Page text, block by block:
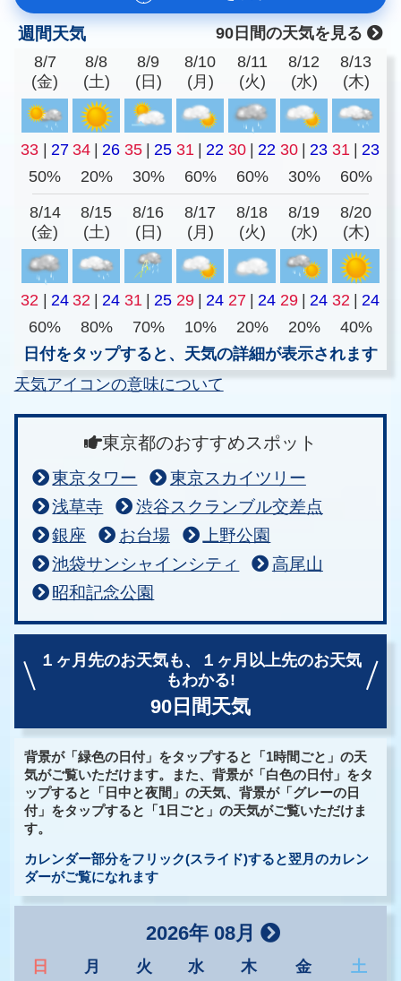
週間天気
90日間の天気を見る
8/7
(金)
8/8
(土)
8/9
(日)
8/10
(月)
8/11
(火)
8/12
(水)
8/13
(木)
33 | 27 34 | 26 35 | 25 31 | 22 30 | 22 30 | 23 31 | 23
50%
20% 30% 60% 60% 30% 60%
8/14
(金)
8/15
(土)
8/16
(日)
8/17
(月)
8/18
(火)
8/19
(水)
8/20
(木)
32 | 24 32 | 24 31 | 25 29 | 24 27 | 24 29 | 24 32 | 24
60%
80% 70% 10% 20% 20%
40%
日付をタップすると、天気の詳細が表示されます
天気アイコンの意味について
東京都のおすすめスポット
東京タワー
東京スカイツリー
浅草寺
渋谷スクランブル交差点
銀座
お台場
上野公園
池袋サンシャインシティ
高尾山
昭和記念公園
１ヶ月先のお天気も、
１ヶ月以上先のお天気
もわかる!
90日間天気
背景が「緑色の日付」をタップすると「1時間ごと」の天
気がご覧いただけます。また、背景が「白色の日付」をタ
ップすると「日中と夜間」の天気、背景が「グレーの日
付」をタップすると「1日ごと」の天気がご覧いただけま
す。
カレンダー部分をフリック(スライド)すると翌月のカレン
ダーがご覧になれます
2026年 08月
日 月 火 水 木 金 土